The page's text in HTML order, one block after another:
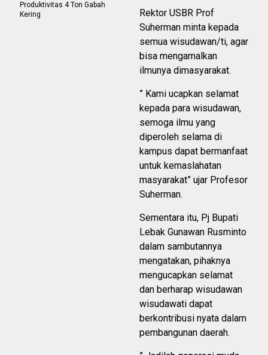
Rektor USBR Prof
Suherman minta kepada
semua wisudawan/ti, agar
bisa mengamalkan
ilmunya dimasyarakat.
” Kami ucapkan selamat
kepada para wisudawan,
semoga ilmu yang
diperoleh selama di
kampus dapat bermanfaat
untuk kemaslahatan
masyarakat” ujar Profesor
Suherman.
Sementara itu, Pj Bupati
Lebak Gunawan Rusminto
dalam sambutannya
mengatakan, pihaknya
mengucapkan selamat
dan berharap wisudawan
wisudawati dapat
berkontribusi nyata dalam
pembangunan daerah.
Produktivitas 4 Ton Gabah
Kering